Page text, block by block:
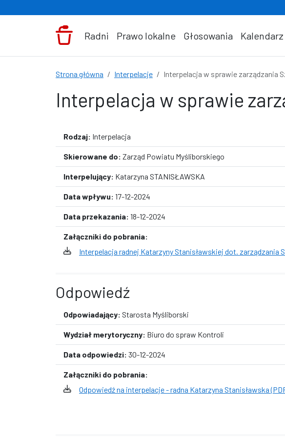
Radni Prawo lokalne Głosowania Kalendarz
Strona główna Interpelacje Interpelacja w sprawie zarządzania
Interpelacja w sprawie
Rodzaj: Interpelacja
Skierowane do: Zarząd Powiatu Myśliborskiego
Interpelujący: Katarzyna STANISŁAWSKA
Data wpływu: 17-12-2024
Data przekazania: 18-12-2024
Załączniki do pobrania:
Interpelacja radnej Katarzyny Stanisławskiej dot. zarządzania
Odpowiedź
Odpowiadający: Starosta Myśliborski
Wydział merytoryczny: Biuro do spraw Kontroli
Data odpowiedzi: 30-12-2024
Załączniki do pobrania:
Odpowiedź na interpelacje - radna Katarzyna Stanisławska